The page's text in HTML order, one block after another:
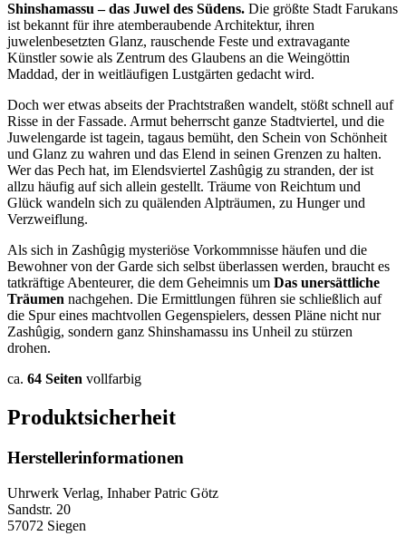
Shinshamassu – das Juwel des Südens. Die größte Stadt Farukans
ist bekannt für ihre atemberaubende Architektur, ihren
juwelenbesetzten Glanz, rauschende Feste und extravagante
Künstler sowie als Zentrum des Glaubens an die Weingöttin
Maddad, der in weitläufigen Lustgärten gedacht wird.
Doch wer etwas abseits der Prachtstraßen wandelt, stößt schnell auf
Risse in der Fassade. Armut beherrscht ganze Stadtviertel, und die
Juwelengarde ist tagein, tagaus bemüht, den Schein von Schönheit
und Glanz zu wahren und das Elend in seinen Grenzen zu halten.
Wer das Pech hat, im Elendsviertel Zashûgig zu stranden, der ist
allzu häufig auf sich allein gestellt. Träume von Reichtum und
Glück wandeln sich zu quälenden Alpträumen, zu Hunger und
Verzweiflung.
Als sich in Zashûgig mysteriöse Vorkommnisse häufen und die
Bewohner von der Garde sich selbst überlassen werden, braucht es
tatkräftige Abenteurer, die dem Geheimnis um Das unersättliche
Träumen nachgehen. Die Ermittlungen führen sie schließlich auf
die Spur eines machtvollen Gegenspielers, dessen Pläne nicht nur
Zashûgig, sondern ganz Shinshamassu ins Unheil zu stürzen
drohen.
ca. 64 Seiten vollfarbig
Produktsicherheit
Herstellerinformationen
Uhrwerk Verlag, Inhaber Patric Götz
Sandstr. 20
57072 Siegen